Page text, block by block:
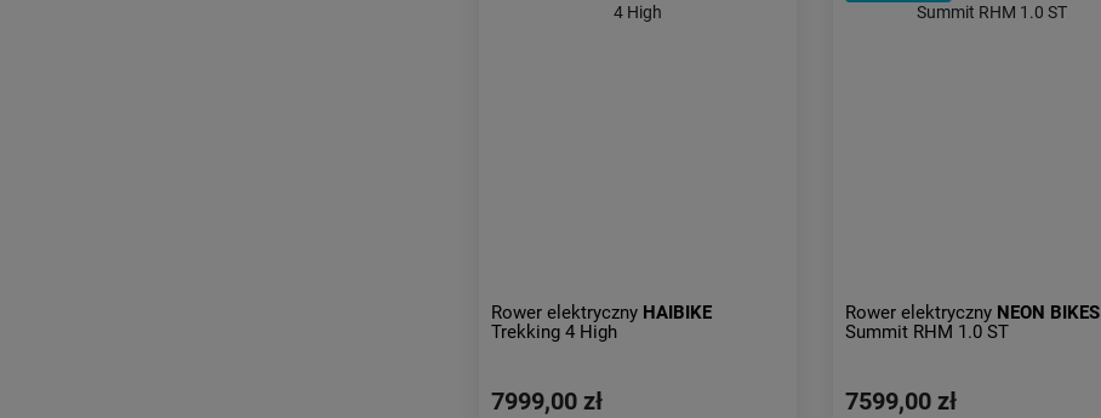
Rower elektryczny HAIBIKE
Trekking 4 High
7999,00 zł
Rower elektryczny NEON BIKES
Summit RHM 1.0 ST
7599,00 zł